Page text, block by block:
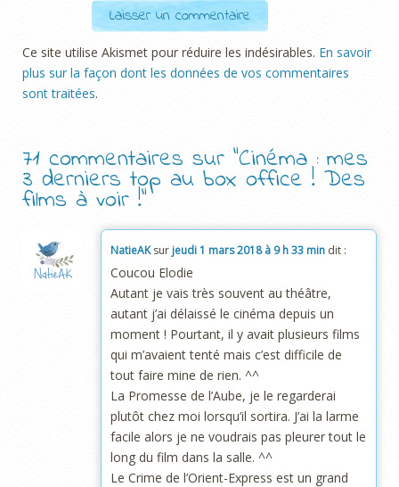
Ce site utilise Akismet pour réduire les indésirables. En savoir
plus sur la façon dont les données de vos commentaires
sont traitées.
71 commentaires sur “Cinéma : mes
3 derniers top au box office ! Des
films à voir !”
NatieAKsur jeudi 1 mars 2018 à 9 h 33 min dit :
Coucou Elodie
Autant je vais très souvent au théâtre,
autant j’ai délaissé le cinéma depuis un
moment ! Pourtant, il y avait plusieurs films
qui m’avaient tenté mais c’est difficile de
tout faire mine de rien. ^^
La Promesse de l’Aube, je le regarderai
plutôt chez moi lorsqu’il sortira. J’ai la larme
facile alors je ne voudrais pas pleurer tout le
long du film dans la salle. ^^
Le Crime de l’Orient-Express est un grand